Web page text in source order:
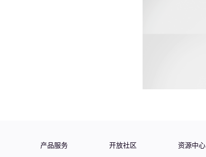
产品服务 开放社区 资源中心